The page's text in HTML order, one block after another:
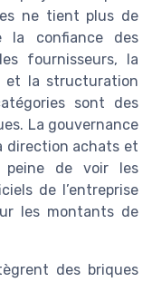
ne tient plus de
la confiance des
fournisseurs, la
et la structuration
sont des
La gouvernance
direction achats et
peine de voir les
de l’entreprise
les montants de
des briques